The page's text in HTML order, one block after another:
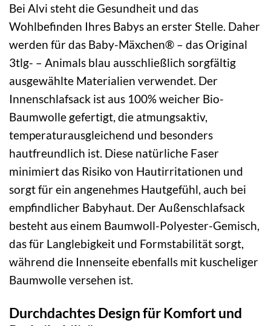
Bei Alvi steht die Gesundheit und das
Wohlbefinden Ihres Babys an erster Stelle. Daher
werden für das Baby-Mäxchen® – das Original
3tlg- – Animals blau ausschließlich sorgfältig
ausgewählte Materialien verwendet. Der
Innenschlafsack ist aus 100% weicher Bio-
Baumwolle gefertigt, die atmungsaktiv,
temperaturausgleichend und besonders
hautfreundlich ist. Diese natürliche Faser
minimiert das Risiko von Hautirritationen und
sorgt für ein angenehmes Hautgefühl, auch bei
empfindlicher Babyhaut. Der Außenschlafsack
besteht aus einem Baumwoll-Polyester-Gemisch,
das für Langlebigkeit und Formstabilität sorgt,
während die Innenseite ebenfalls mit kuscheliger
Baumwolle versehen ist.
Durchdachtes Design für Komfort und